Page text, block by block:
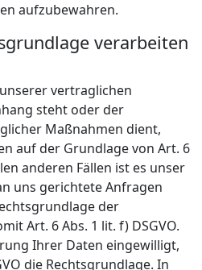
aufzubewahren.
verarbeiten
vertraglichen
steht oder der
Maßnahmen dient,
auf der Grundlage von Art. 6
anderen Fällen ist es unser
uns gerichtete Anfragen
der
Art. 6 Abs. 1 lit. f) DSGVO.
Ihrer Daten eingewilligt,
die Rechtsgrundlage. In